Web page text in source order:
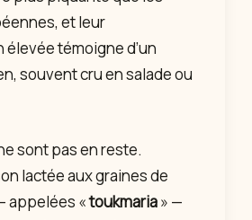
et leur
témoigne d’un
souvent cru en salade ou
sont pas en reste.
lactée aux graines de
appelées «toukmaria» —